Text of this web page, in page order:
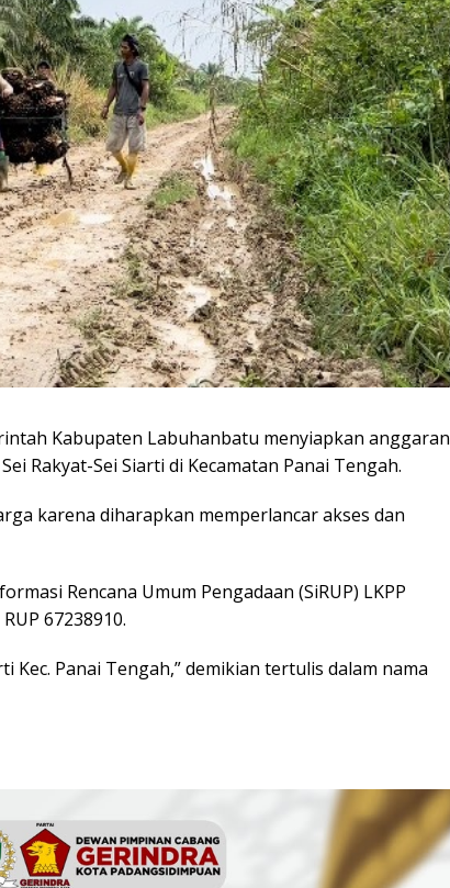
Kabupaten Labuhanbatu menyiapkan anggaran
Rakyat-Sei Siarti di Kecamatan Panai Tengah.
karena diharapkan memperlancar akses dan
Rencana Umum Pengadaan (SiRUP) LKPP
67238910.
Kec. Panai Tengah,” demikian tertulis dalam nama